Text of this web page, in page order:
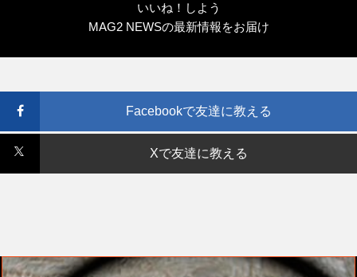
いいね！しよう
MAG2 NEWSの最新情報をお届け
Facebookで友達に教える
Xで友達に教える